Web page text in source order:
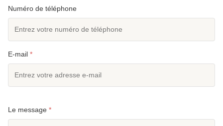
Numéro de téléphone
E-mail *
Le message *